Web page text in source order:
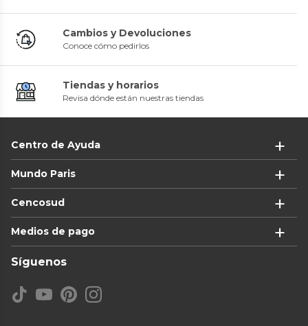
Cambios y Devoluciones
Conoce cómo pedirlos
Tiendas y horarios
Revisa dónde están nuestras tiendas
Centro de Ayuda
Mundo Paris
Cencosud
Medios de pago
Síguenos